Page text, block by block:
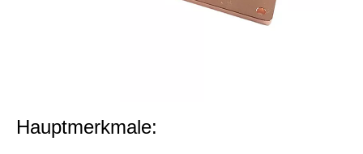
Hauptmerkmale: